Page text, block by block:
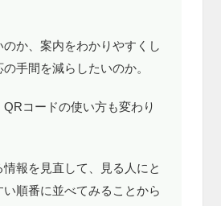
か、案内をわかりやすくし
手間を減らしたいのか。
QRコードの使い方も変わり
情報を見直して、見る人にと
い順番に並べてみることから